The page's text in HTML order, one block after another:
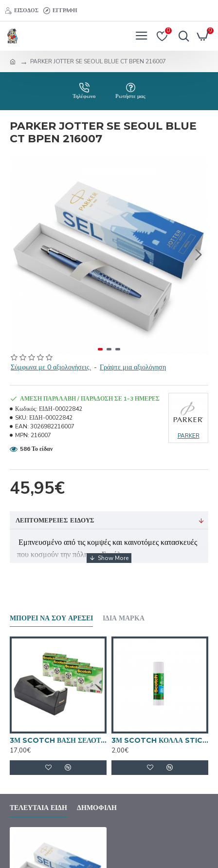
ΕΊΣΟΔΟΣ ΕΓΓΡΑΦΉ
0 0
PARKER JOTTER SE SEOUL BLUE CT BPEN 216007
Τηλέφωνο Ρωτήστε μας
PARKER JOTTER SE SEOUL BLUE
CT BPEN 216007
Σύμφωνα με 0 αξιολογήσεις. - Γράψτε μια αξιολόγηση
45,95€
ΆΜΕΣΗ ΠΑΡΑΛΑΒΉ / ΠΑΡΆΔΟΣΗ ΣΕ 1-3 ΗΜΈΡΕΣ
Κωδικός: ΕΙΔΗ-00022842
SKU: ΕΙΔΗ-00022842
EAN: 3026982216007
MPN: 216007
PARKER
586 Το είδαν
ΛΕΠΤΟΜΈΡΕΙΕΣ ΕΊΔΟΥΣ
Εμπνευσμένο από τις κομψές και καινοτόμες κατασκευές
που κοσμούν την πόλη της Σεούλ.
από τη δυναμική νεωτερικότητα της Σεούλ
• Συσκευασία: Ειδικά σχεδιασμένο κουτί δώρου
ΜΠΟΡΕΊ ΝΑ ΣΟΥ ΑΡΈΣΕΙ ΊΔΙΑ ΜΆΡΚΑ
3Μ SCOTCH ΒΑΣΗ ΣΕΛΟΤΕΙΠ + ΔΩΡΟ 4 ΣΕΛΟΤΕΙΠ
17,00€
3Μ SCOTCH ΚΟΛΛΑ STICK 21 γρ.
2,00€
ΤΕΛΕΥΤΑΊΑ ΕΊΔΗ ΔΗΜΟΦΙΛΉ